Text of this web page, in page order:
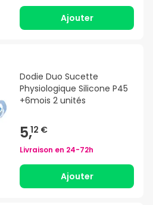
Ajouter
Dodie Duo Sucette
Physiologique Silicone P45
+6mois 2 unités
5,12 €
Livraison en 24-72h
Ajouter